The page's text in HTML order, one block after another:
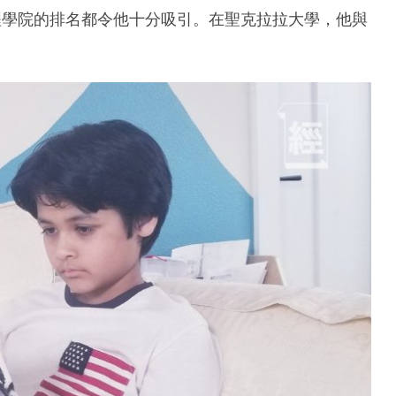
院的排名都令他十分吸引。在聖克拉拉大學，他與